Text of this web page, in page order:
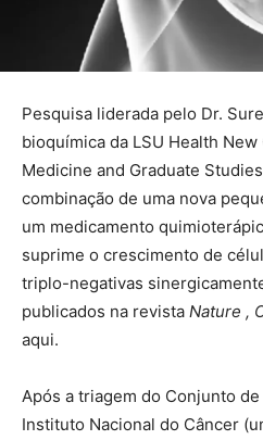
Pesquisa liderada pelo Dr.
bioquímica da LSU Health New
Medicine and Graduate
combinação de uma nova
um medicamento
suprime o crescimento de
triplo-negativas
publicados na revista Nature ,
aqui.
Após a triagem do Conjunto
Instituto Nacional do Câncer